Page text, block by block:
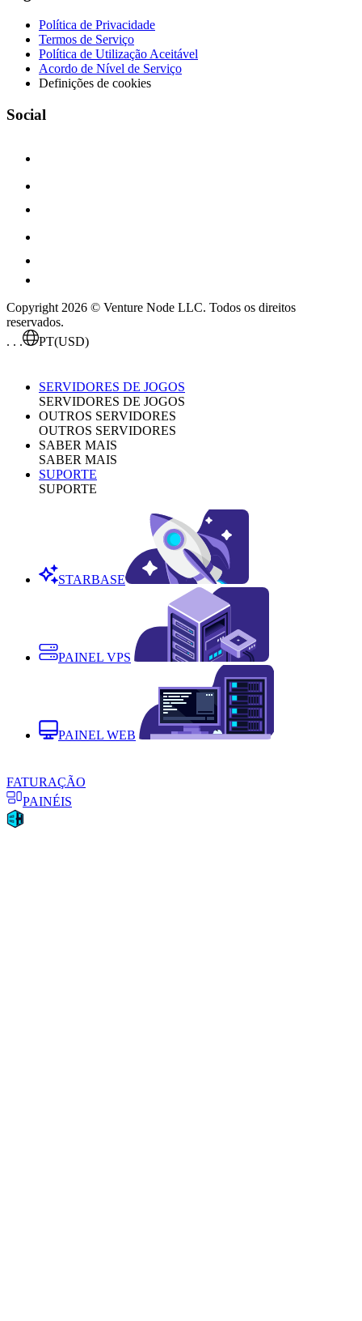
Política de Privacidade
Termos de Serviço
Política de Utilização Aceitável
Acordo de Nível de Serviço
Definições de cookies
Social
Copyright 2026 © Venture Node LLC. Todos os direitos
reservados.
. . .
PT(USD)
SERVIDORES DE JOGOS
SERVIDORES DE JOGOS
OUTROS SERVIDORES
OUTROS SERVIDORES
SABER MAIS
SABER MAIS
SUPORTE
SUPORTE
STARBASE
PAINEL VPS
PAINEL WEB
FATURAÇÃO
PAINÉIS